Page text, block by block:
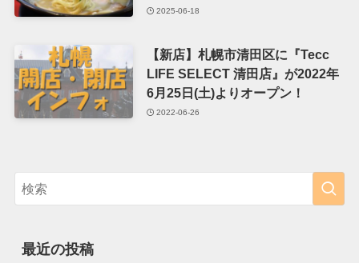
2025-06-18
【新店】札幌市清田区に『Tecc
LIFE SELECT 清田店』が2022年
6月25日(土)よりオープン！
2022-06-26
最近の投稿